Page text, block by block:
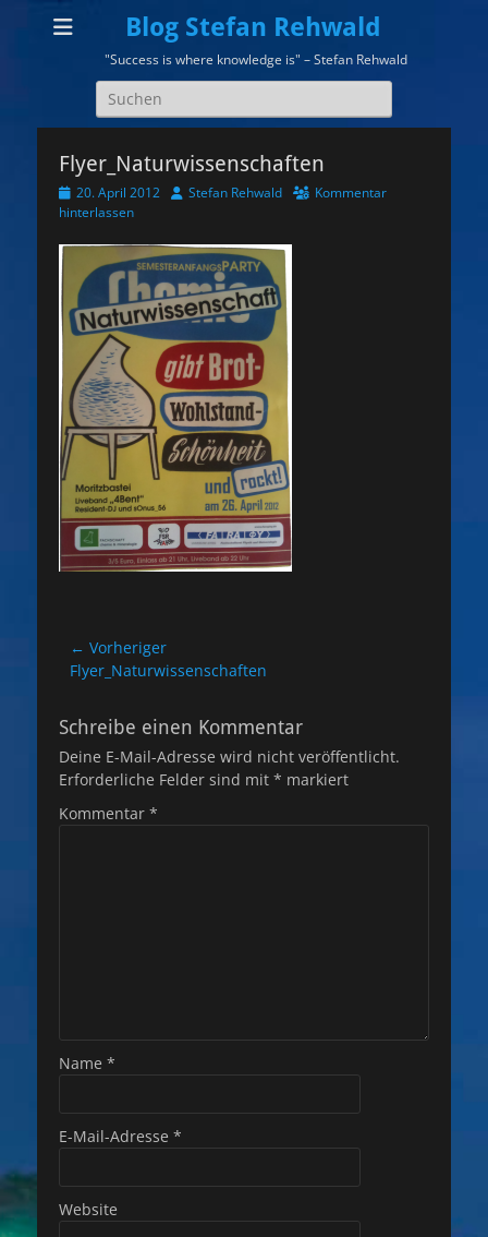
Blog Stefan Rehwald
"Success is where knowledge is" – Stefan Rehwald
Suchen
nach:
Flyer_Naturwissenschaften
Veröffentlicht
am
20. April 2012 AutorStefan Rehwald
Kommentar
hinterlassen
Beitragsnavigation
← Vorheriger
Vorheriger
Flyer_Naturwissenschaften
Schreibe einen Kommentar
Deine E-Mail-Adresse wird nicht veröffentlicht.
Erforderliche Felder sind mit * markiert
Kommentar *
Name *
E-Mail-Adresse *
Website